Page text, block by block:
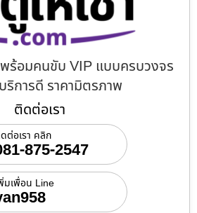
พร้อมคนขับ VIP แบบครบวงจร
ริการดี ราคามิตรภาพ
ติดต่อเรา
ต่อเรา คลิก
875-2547
มเพื่อน Line